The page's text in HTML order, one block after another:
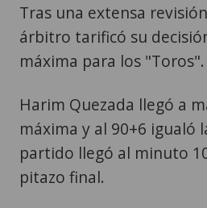
Tras una extensa
árbitro tarificó su
máxima para los "Toros".
Harim Quezada llegó a
máxima y al 90+6 igualó
partido llegó al minuto
pitazo final.